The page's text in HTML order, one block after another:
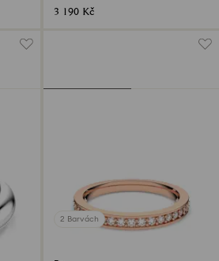
3 190 Kč
2 Barvách